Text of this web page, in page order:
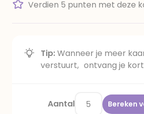
Verdien 5 punten met deze
Tip:Wanneer je meer
verstuurt, ontvang je
Aantal Bereken